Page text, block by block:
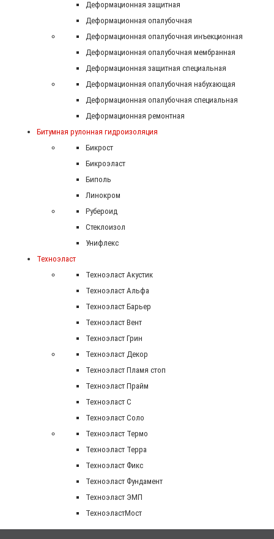
Деформационная защитная
Деформационная опалубочная
Деформационная опалубочная инъекционная
Деформационная опалубочная мембранная
Деформационная защитная специальная
Деформационная опалубочная набухающая
Деформационная опалубочная специальная
Деформационная ремонтная
Битумная рулонная гидроизоляция
Бикрост
Бикроэласт
Биполь
Линокром
Рубероид
Стеклоизол
Унифлекс
Техноэласт
Техноэласт Акустик
Техноэласт Альфа
Техноэласт Барьер
Техноэласт Вент
Техноэласт Грин
Техноэласт Декор
Техноэласт Пламя стоп
Техноэласт Прайм
Техноэласт С
Техноэласт Соло
Техноэласт Термо
Техноэласт Терра
Техноэласт Фикс
Техноэласт Фундамент
Техноэласт ЭМП
ТехноэластМост